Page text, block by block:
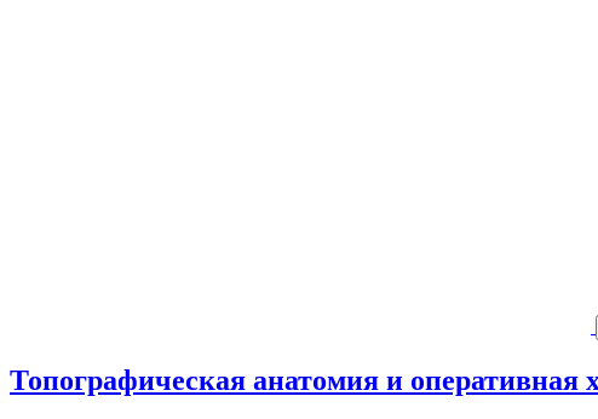
Топографическая анатомия и